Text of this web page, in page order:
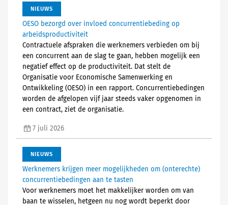
NIEUWS
OESO bezorgd over invloed concurrentiebeding op
arbeidsproductiviteit
Contractuele afspraken die werknemers verbieden om bij
een concurrent aan de slag te gaan, hebben mogelijk een
negatief effect op de productiviteit. Dat stelt de
Organisatie voor Economische Samenwerking en
Ontwikkeling (OESO) in een rapport. Concurrentiebedingen
worden de afgelopen vijf jaar steeds vaker opgenomen in
een contract, ziet de organisatie.
7 juli 2026
NIEUWS
Werknemers krijgen meer mogelijkheden om (onterechte)
concurrentiebedingen aan te tasten
Voor werknemers moet het makkelijker worden om van
baan te wisselen, hetgeen nu nog wordt beperkt door